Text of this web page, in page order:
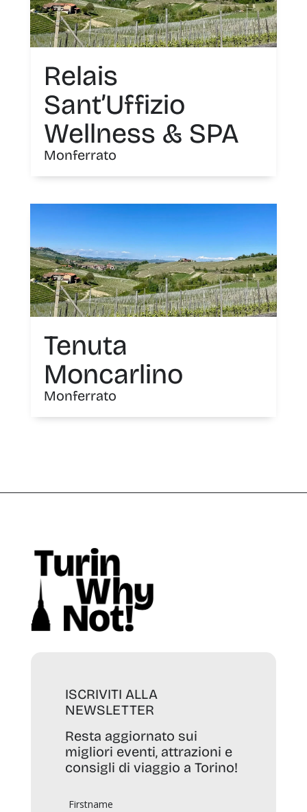
Relais
Sant’Uffizio
Wellness & SPA
Monferrato
Tenuta
Moncarlino
Monferrato
ISCRIVITI ALLA
NEWSLETTER
Resta aggiornato sui
migliori eventi, attrazioni e
consigli di viaggio a Torino!
Firstname